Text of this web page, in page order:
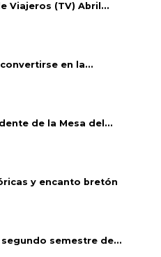
Viajeros (TV) Abril...
en la...
de la Mesa del...
y encanto bretón
semestre de...